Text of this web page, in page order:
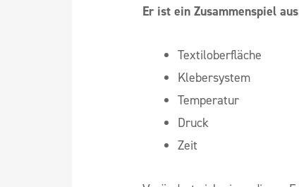
Er ist ein Zusammenspiel
Textiloberfläche
Klebersystem
Temperatur
Druck
Zeit